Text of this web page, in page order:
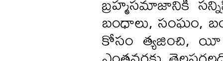
బంధాలు, సంఘం,
కోసం త్యజించి,